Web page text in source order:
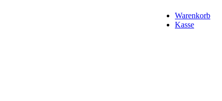
Warenkorb
Kasse